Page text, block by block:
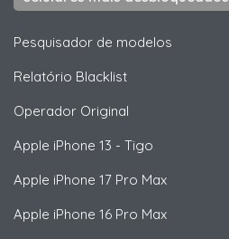
Pesquisador de modelos
Relatório Blacklist
Operador Original
Apple iPhone 13 - Tigo
Apple iPhone 17 Pro Max
Apple iPhone 16 Pro Max